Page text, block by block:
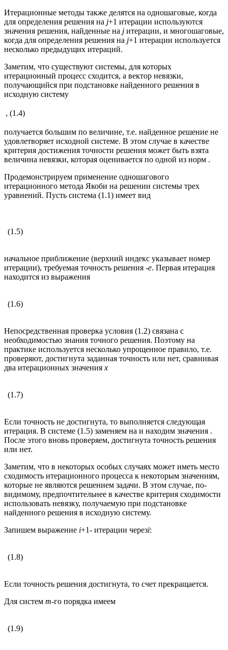
Итерационные методы также делятся на одношаговые, когда
для определения решения на j+1 итерации используются
значения решения, найденные на j итерации, и многошаговые,
когда для определения решения на j+1 итерации используется
несколько предыдущих итераций.
Заметим, что существуют системы, для которых
итерационный процесс сходится, а вектор невязки,
получающийся при подстановке найденного решения в
исходную систему
, (1.4)
получается большим по величине, т.е. найденное решение не
удовлетворяет исходной системе. В этом случае в качестве
критерия достижения точности решения может быть взята
величина невязки, которая оценивается по одной из норм .
Продемонстрируем применение одношагового
итерационного метода Якоби на решении системы трех
уравнений. Пусть система (1.1) имеет вид
(1.5)
начальное приближение (верхний индекс указывает номер
итерации), требуемая точность решения -e. Первая итерация
находится из выражения
(1.6)
Непосредственная проверка условия (1.2) связана с
необходимостью знания точного решения. Поэтому на
практике используется несколько упрощенное правило, т.е.
проверяют, достигнута заданная точность или нет, сравнивая
два итерационных значения x
(1.7)
Если точность не достигнута, то выполняется следующая
итерация. В системе (1.5) заменяем на и находим значения .
После этого вновь проверяем, достигнута точность решения
или нет.
Заметим, что в некоторых особых случаях может иметь место
сходимость итерационного процесса к некоторым значениям,
которые не являются решением задачи. В этом случае, по-
видимому, предпочтительнее в качестве критерия сходимости
использовать невязку, получаемую при подстановке
найденного решения в исходную систему.
Запишем выражение i+1- итерации черезi:
(1.8)
Если точность решения достигнута, то счет прекращается.
Для систем m-го порядка имеем
(1.9)